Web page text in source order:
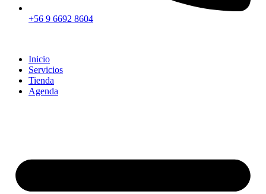
+56 9 6692 8604
Inicio
Servicios
Tienda
Agenda